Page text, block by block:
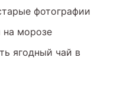
фотографии
на морозе
ягодный чай в